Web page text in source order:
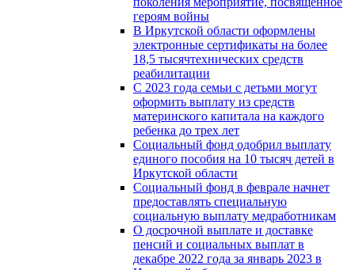
героям войны
В Иркутской области оформлены
электронные сертификаты на более
18,5 тысячтехнических средств
реабилитации
С 2023 года семьи с детьми могут
оформить выплату из средств
материнского капитала на каждого
ребенка до трех лет
Социальный фонд одобрил выплату
единого пособия на 10 тысяч детей в
Иркутской области
Социальный фонд в феврале начнет
предоставлять специальную
социальную выплату медработникам
О досрочной выплате и доставке
пенсий и социальных выплат в
декабре 2022 года за январь 2023 в